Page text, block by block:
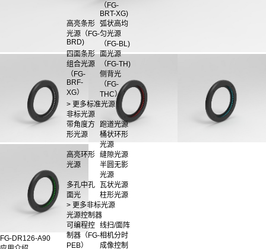
（FG-
BRT-XG)
高亮条形
光源（FG-
BRD)
弧状高均
匀光源
（FG-BL)
四面条形
组合光源
（FG-
BRF-
XG）
面光源
（FG-TH)
侧背光
（FG-
THC）
> 更多标准光源
非标光源
带角度方
形光源
跑道光源
桶状环形
光源
高亮环形
光源
缝隙光源
半圆无影
光源
多孔中孔
面光
瓦状光源
柱形光源
> 更多非标光源
光源控制器
可编程控
制器（FG-
PEB）
线扫/面阵
相机分时
成像控制
FG-DR126-A90